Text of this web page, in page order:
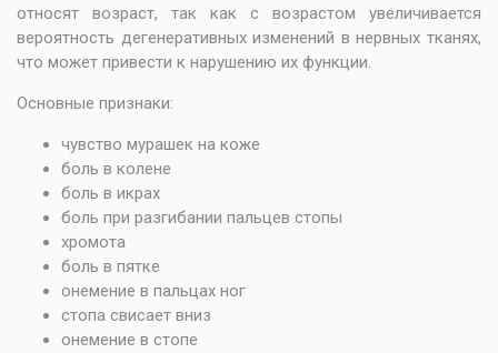
относят возраст, так как с возрастом увеличивается
вероятность дегенеративных изменений в нервных тканях,
что может привести к нарушению их функции.
Основные признаки:
чувство мурашек на коже
боль в колене
боль в икрах
боль при разгибании пальцев стопы
хромота
боль в пятке
онемение в пальцах ног
стопа свисает вниз
онемение в стопе